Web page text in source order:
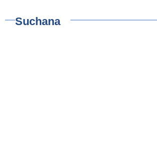
Suchana